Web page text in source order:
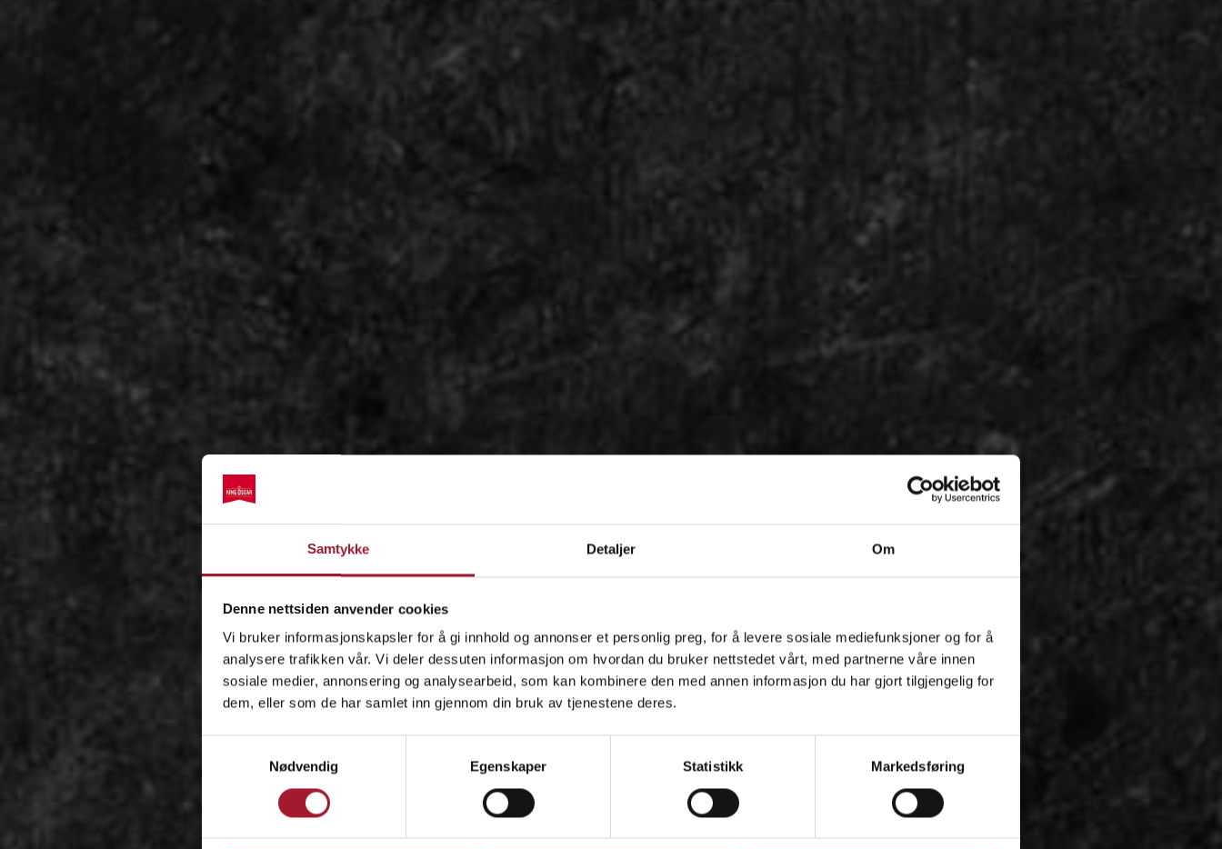
Samtykke Detaljer Om
Denne nettsiden anvender cookies
Vi bruker informasjonskapsler for å gi innhold og annonser et personlig preg, for å levere sosiale mediefunksjoner og for å
analysere trafikken vår. Vi deler dessuten informasjon om hvordan du bruker nettstedet vårt, med partnerne våre innen
sosiale medier, annonsering og analysearbeid, som kan kombinere den med annen informasjon du har gjort tilgjengelig for
dem, eller som de har samlet inn gjennom din bruk av tjenestene deres.
Nødvendig
Egenskaper Statistikk Markedsføring
OM